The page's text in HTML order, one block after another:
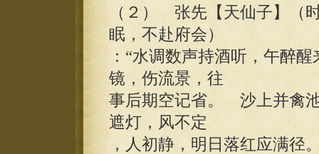
（２） 张先【天仙子】（
眠，不赴府会）
：“水调数声持酒听，午醉
镜，伤流景，往
事后期空记省。 沙上并禽
遮灯，风不定
，人初静，明日落红应满径